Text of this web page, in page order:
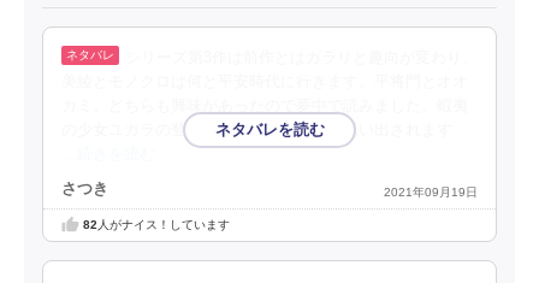
の少女ユカラの登場には『薄紅天女』が思い出されます
さつき 2021年09月19日
82人がナイス！しています